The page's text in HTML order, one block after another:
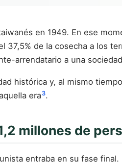
en 1949. En ese
37,5% de la cosecha a los
arrendatario a una
histórica y, al mismo
era3.
millones de
entraba en su fase